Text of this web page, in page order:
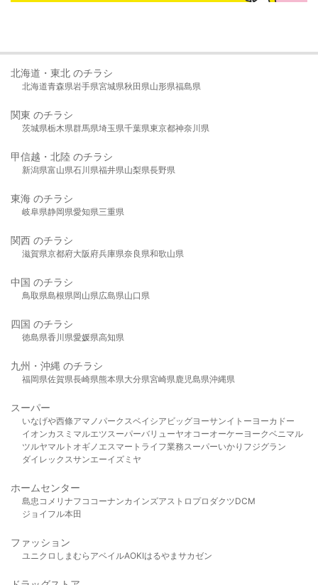
北海道・東北 のチラシ
北海道青森県岩手県宮城県秋田県山形県福島県
関東 のチラシ
茨城県栃木県群馬県埼玉県千葉県東京都神奈川県
甲信越・北陸 のチラシ
新潟県富山県石川県福井県山梨県長野県
東海 のチラシ
岐阜県静岡県愛知県三重県
関西 のチラシ
滋賀県京都府大阪府兵庫県奈良県和歌山県
中国 のチラシ
鳥取県島根県岡山県広島県山口県
四国 のチラシ
徳島県香川県愛媛県高知県
九州・沖縄 のチラシ
福岡県佐賀県長崎県熊本県大分県宮崎県鹿児島県沖縄県
スーパー
いなげや西條アマノパークスベイシア ビッグヨーサンイトーヨーカドー
イオンカスミ マルエツスーパーバリューヤオコーオーケー ヨークベニマル
ツルヤマルト オギノ エスマート ライフ業務スーパーいかり フジグラン
ダイレックスサンエーイズミヤ
ホームセンター
島忠 コメリ ナフコ コーナンカインズアストロプロダクツDCM
ジョイフル本田
ファッション
ユニクロ しまむら アベイルAOKIはるやま サカゼン